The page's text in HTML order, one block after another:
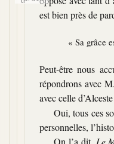
est bien près de
« Sa grâce
Peut-être nous
répondrons avec
avec celle
Oui, tous ces
personnelles,